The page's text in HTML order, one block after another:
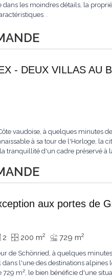
dans les moindres détails, la
...
- DEUX VILLAS AU
vaudoise, à quelques minutes
à sa tour de l'Horloge, la
tranquillité d'un cadre préservé à
aux portes de
2 200 m2 729 m2
de Schönried, à quelques
dans l'une des destinations
729 m², le bien bénéficie d'une